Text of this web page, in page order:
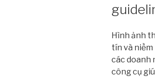
Hình ảnh
tín và
các doanh
công cụ